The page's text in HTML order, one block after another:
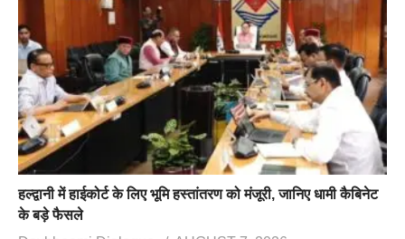
हल्द्वानी में हाईकोर्ट के लिए भूमि हस्तांतरण को मंजूरी, जानिए धामी कैबिनेट
के बड़े फैसले